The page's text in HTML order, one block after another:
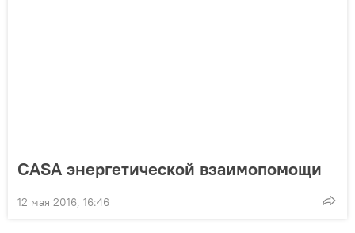
CASA энергетической взаимопомощи
12 мая 2016, 16:46